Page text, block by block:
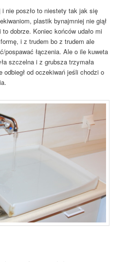
i nie poszło to niestety tak jak się
plastik bynajmniej nie giął
dobrze. Koniec końców udało mi
i z trudem bo z trudem ale
pospawać łączenia. Ale o ile kuweta
szczelna i z grubsza trzymała
od oczekiwań jeśli chodzi o